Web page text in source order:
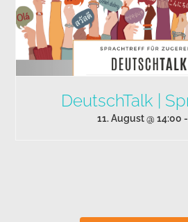
DeutschTalk |
11. August @ 14:00 -